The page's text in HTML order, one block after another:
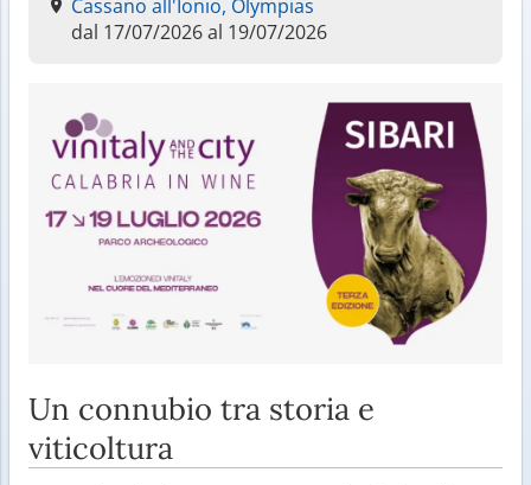
Cassano all'Ionio, Olympias
dal 17/07/2026 al 19/07/2026
Un connubio tra storia e
viticoltura